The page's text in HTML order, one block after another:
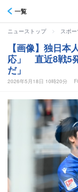
一覧
ニューストップ > スポ
【画像】独日
応」 直近8戦5
だ」
2026年5月18日 10時20分